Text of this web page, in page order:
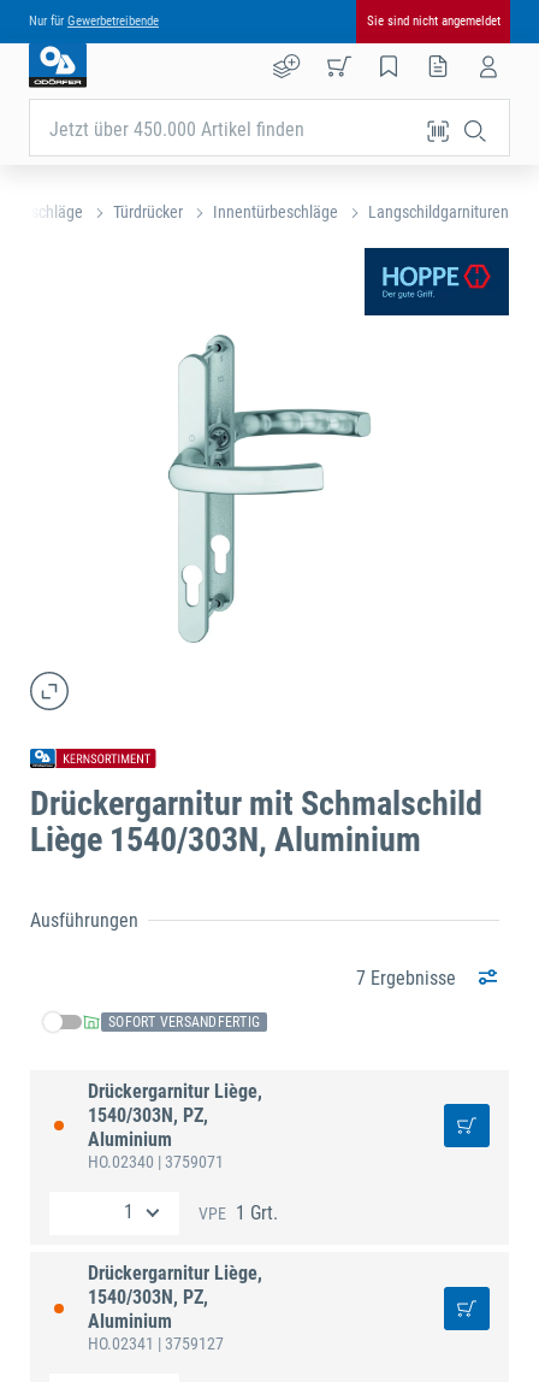
Nur für Gewerbetreibende Sie sind nicht angemeldet
Jetzt über 450.000 Artikel finden
Türdrücker Innentürbeschläge Langschildgarnituren
Drückergarnitur mit Schmalschild
Liège 1540/303N, Aluminium
Ausführungen
7 Ergebnisse
SOFORT VERSANDFERTIG
Drückergarnitur Liège,
1540/303N, PZ,
Aluminium
HO.02340 | 3759071
VPE 1 Grt.
Drückergarnitur Liège,
1540/303N, PZ,
Aluminium
HO.02341 | 3759127